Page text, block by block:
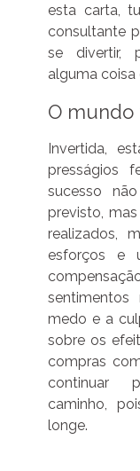
esta carta,
consultante
se divertir,
alguma coisa
O mundo
Invertida,
presságios
sucesso
previsto,
realizados,
esforços e
medo e a
sobre os
compras
continuar
caminho,
longe.